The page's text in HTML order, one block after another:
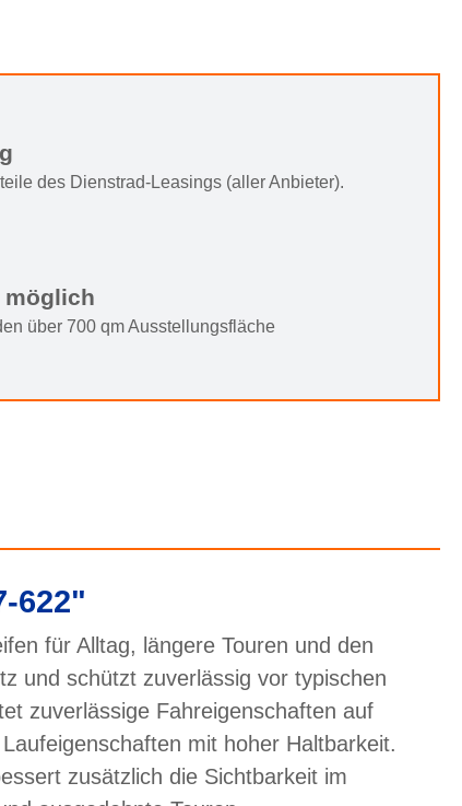
des Dienstrad-Leasings (aller Anbieter).
möglich
über 700 qm Ausstellungsfläche
622"
für Alltag, längere Touren und den
und schützt zuverlässig vor typischen
zuverlässige Fahreigenschaften auf
mit hoher Haltbarkeit.
zusätzlich die Sichtbarkeit im